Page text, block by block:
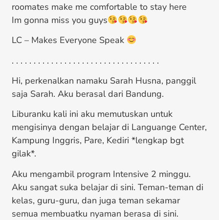
roomates make me comfortable to stay here
Im gonna miss you guys
LC – Makes Everyone Speak
. . . . . . . . . . . . . . . . . . . . . . . . . . . . . . . . . .
Hi, perkenalkan namaku Sarah Husna, panggil
saja Sarah. Aku berasal dari Bandung.
Liburanku kali ini aku memutuskan untuk
mengisinya dengan belajar di Languange Center,
Kampung Inggris, Pare, Kediri *lengkap bgt
gilak*.
Aku mengambil program Intensive 2 minggu.
Aku sangat suka belajar di sini. Teman-teman di
kelas, guru-guru, dan juga teman sekamar
semua membuatku nyaman berasa di sini.